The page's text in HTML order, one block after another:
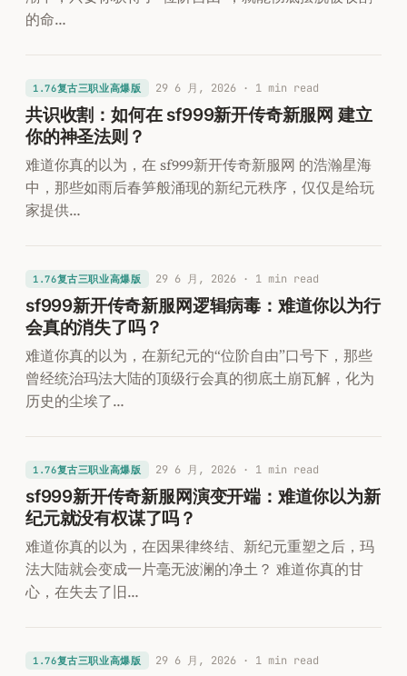
的命…
1.76复古三职业高爆版 29 6 月, 2026· 1 min read
共识收割：如何在 sf999新开传奇新服网 建立
你的神圣法则？
难道你真的以为，在 sf999新开传奇新服网 的浩瀚星海
中，那些如雨后春笋般涌现的新纪元秩序，仅仅是给玩
家提供…
1.76复古三职业高爆版 29 6 月, 2026· 1 min read
sf999新开传奇新服网逻辑病毒：难道你以为行
会真的消失了吗？
难道你真的以为，在新纪元的“位阶自由”口号下，那些
曾经统治玛法大陆的顶级行会真的彻底土崩瓦解，化为
历史的尘埃了…
1.76复古三职业高爆版 29 6 月, 2026· 1 min read
sf999新开传奇新服网演变开端：难道你以为新
纪元就没有权谋了吗？
难道你真的以为，在因果律终结、新纪元重塑之后，玛
法大陆就会变成一片毫无波澜的净土？ 难道你真的甘
心，在失去了旧…
1.76复古三职业高爆版 29 6 月, 2026· 1 min read